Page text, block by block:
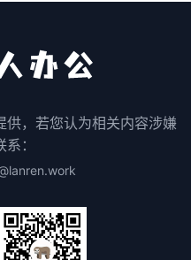
供，若您认为相关内容涉嫌
：